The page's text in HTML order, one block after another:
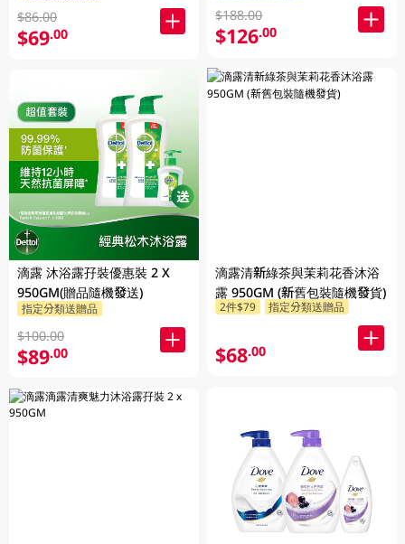
$86.00
$69.00
滴露 沐浴露孖裝優惠裝 2 X
950GM(贈品隨機發送)
指定分類送贈品
$100.00
$89.00
$188.00
$126.00
滴露清新綠茶與茉莉花香沐浴
露 950GM (新舊包裝隨機發貨)
2件$79 指定分類送贈品
$68.00